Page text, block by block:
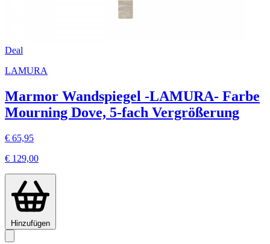
Deal
LAMURA
Marmor Wandspiegel -LAMURA- Farbe
Mourning Dove, 5-fach Vergrößerung
€ 65,95
€ 129,00
Hinzufügen